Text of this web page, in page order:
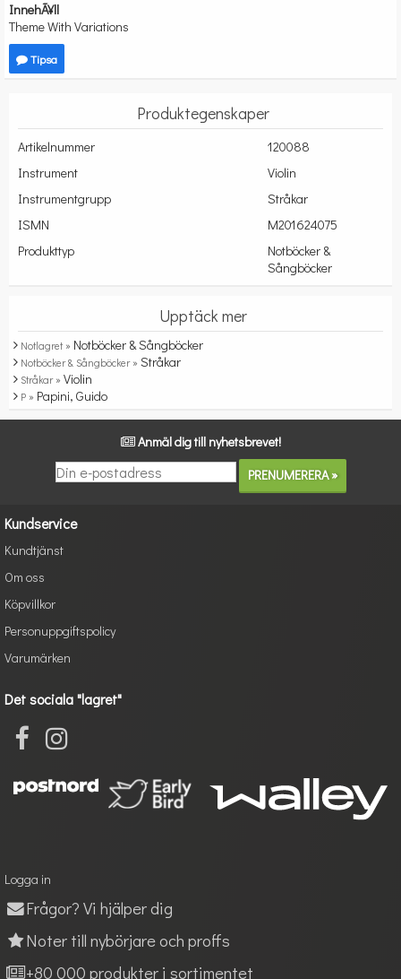
InnehÃ¥ll
Theme With Variations
Tipsa
Produktegenskaper
Artikelnummer
120088
Instrument
Violin
Instrumentgrupp
Stråkar
ISMN
M201624075
Produkttyp
Notböcker &
Sångböcker
Upptäck mer
Notlagret » Notböcker & Sångböcker
Notböcker & Sångböcker » Stråkar
Stråkar » Violin
P » Papini, Guido
Anmäl dig till nyhetsbrevet!
Kundservice
Kundtjänst
Om oss
Köpvillkor
Personuppgiftspolicy
Varumärken
Det sociala "lagret"
Logga in
Frågor? Vi hjälper dig
Noter till nybörjare och proffs
+80 000 produkter i sortimentet